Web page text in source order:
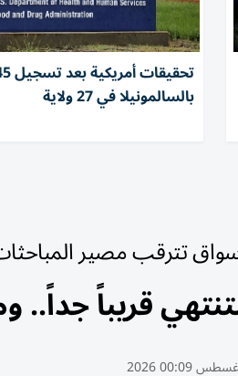
بالسالمونيلا في 27 ولاية
تترقب مصير
قريباً جداً..